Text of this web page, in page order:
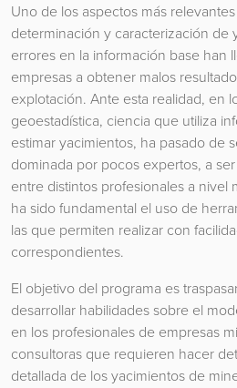
Uno de los aspectos más
determinación y caracterización de
errores en la información base han
empresas a obtener malos
explotación. Ante esta realidad, en
geoestadística, ciencia que utiliza
estimar yacimientos, ha pasado de
dominada por pocos expertos, a
entre distintos profesionales a nivel
ha sido fundamental el uso de
las que permiten realizar con
correspondientes.
El objetivo del programa es
desarrollar habilidades sobre el
en los profesionales de empresas
consultoras que requieren hacer
detallada de los yacimientos de